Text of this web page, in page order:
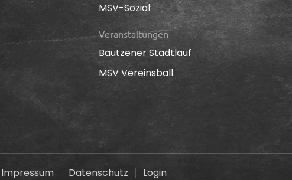
MSV-Sozial
Veranstaltungen
Bautzener Stadtlauf
MSV Vereinsball
Impressum Datenschutz Login